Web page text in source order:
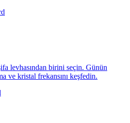
levhasından birini seçin. Günün
ve kristal frekansını keşfedin.